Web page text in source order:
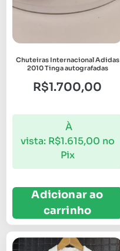
Chuteiras Internacional Adidas
2010 Tinga autografadas
R$1.700,00
À
vista: R$1.615,00 no
Pix
Adicionar ao
carrinho